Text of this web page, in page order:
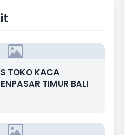
TOKO KACA
TIMUR BALI